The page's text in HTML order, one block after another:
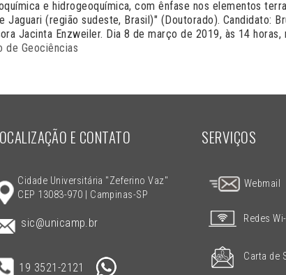
e hidrogeoquímica, com ênfase nos elementos
Jaguari (região sudeste, Brasil)" (Doutorado). Candidato:
Jacinta Enzweiler. Dia 8 de março de 2019, às 14 horas,
de Geociências
E CONTATO
Cidade Universitária "Zeferino Vaz"
CEP 13083-970 | Campinas-SP
sic@unicamp.br
19 3521-2121
SERVIÇOS
Webmail
Redes
Carta de